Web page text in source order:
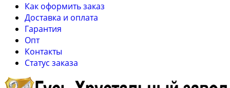
Как оформить заказ
Доставка и оплата
Гарантия
Опт
Контакты
Cтатус заказа